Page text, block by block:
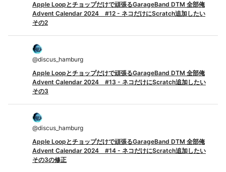
Apple Loopとチョップだけで頑張るGarageBand DTM 全部俺
Advent Calendar 2024 #12 - ネコだけにScratch追加したい
その2
@discus_hamburg
Apple Loopとチョップだけで頑張るGarageBand DTM 全部俺
Advent Calendar 2024 #13 - ネコだけにScratch追加したい
その3
@discus_hamburg
Apple Loopとチョップだけで頑張るGarageBand DTM 全部俺
Advent Calendar 2024 #14 - ネコだけにScratch追加したい
その3の修正